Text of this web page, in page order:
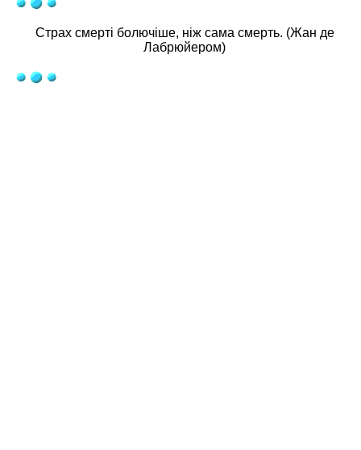
Страх смерті болючіше, ніж сама смерть. (Жан де
Лабрюйером)